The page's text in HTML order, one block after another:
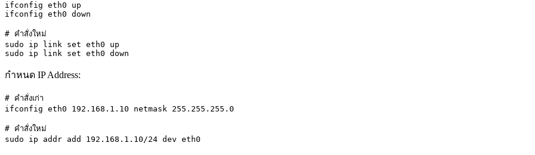
ifconfig eth0 up
ifconfig eth0 down
# คำสั่งใหม่
sudo ip link set eth0 up
sudo ip link set eth0 down
กำหนด IP Address:
# คำสั่งเก่า
ifconfig eth0 192.168.1.10 netmask 255.255.255.0
# คำสั่งใหม่
sudo ip addr add 192.168.1.10/24 dev eth0